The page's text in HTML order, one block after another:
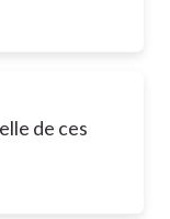
de ces